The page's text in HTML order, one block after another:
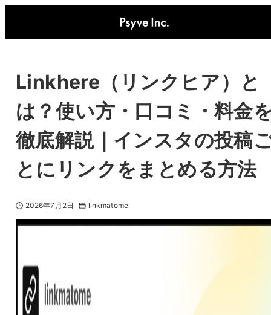
Linkhere（リンクヒア）と
は？使い方・口コミ・料金
徹底解説｜インスタの投稿
とにリンクをまとめる方法
2026年7月2日 linkmatome